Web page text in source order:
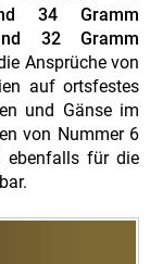
34 Gramm
32 Gramm
Ansprüche von
auf ortsfestes
und Gänse im
von Nummer 6
ebenfalls für die